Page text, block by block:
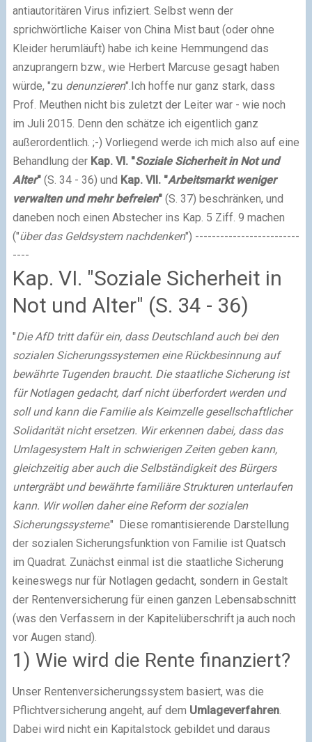
antiautoritären Virus infiziert. Selbst wenn der
sprichwörtliche Kaiser von China Mist baut (oder ohne
Kleider herumläuft) habe ich keine Hemmungend das
anzuprangern bzw., wie Herbert Marcuse gesagt haben
würde, "zu denunzieren".Ich hoffe nur ganz stark, dass
Prof. Meuthen nicht bis zuletzt der Leiter war - wie noch
im Juli 2015. Denn den schätze ich eigentlich ganz
außerordentlich. ;-) Vorliegend werde ich mich also auf eine
Behandlung der Kap. VI. "Soziale Sicherheit in Not und
Alter"(S. 34 - 36) und Kap. VII. "Arbeitsmarkt weniger
verwalten und mehr befreien"(S. 37) beschränken, und
daneben noch einen Abstecher ins Kap. 5 Ziff. 9 machen
("über das Geldsystem nachdenken") -------------------------
----
Kap. VI. "Soziale Sicherheit in
Not und Alter" (S. 34 - 36)
"Die AfD tritt dafür ein, dass Deutschland auch bei den
sozialen Sicherungssystemen eine Rückbesinnung auf
bewährte Tugenden braucht. Die staatliche Sicherung ist
für Notlagen gedacht, darf nicht überfordert werden und
soll und kann die Familie als Keimzelle gesellschaftlicher
Solidarität nicht ersetzen. Wir erkennen dabei, dass das
Umlagesystem Halt in schwierigen Zeiten geben kann,
gleichzeitig aber auch die Selbständigkeit des Bürgers
untergräbt und bewährte familiäre Strukturen unterlaufen
kann. Wir wollen daher eine Reform der sozialen
Sicherungssysteme." Diese romantisierende Darstellung
der sozialen Sicherungsfunktion von Familie ist Quatsch
im Quadrat. Zunächst einmal ist die staatliche Sicherung
keineswegs nur für Notlagen gedacht, sondern in Gestalt
der Rentenversicherung für einen ganzen Lebensabschnitt
(was den Verfassern in der Kapitelüberschrift ja auch noch
vor Augen stand).
1) Wie wird die Rente finanziert?
Unser Rentenversicherungssystem basiert, was die
Pflichtversicherung angeht, auf dem Umlageverfahren.
Dabei wird nicht ein Kapitalstock gebildet und daraus